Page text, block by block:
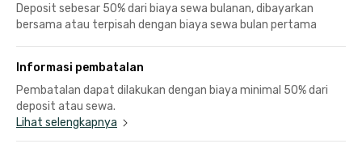
Deposit sebesar 50% dari biaya sewa bulanan, dibayarkan
bersama atau terpisah dengan biaya sewa bulan pertama
Informasi pembatalan
Pembatalan dapat dilakukan dengan biaya minimal 50% dari
deposit atau sewa.
Lihat selengkapnya